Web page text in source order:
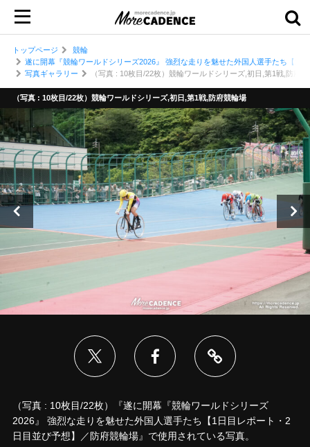
トップページ
競輪
遂に開幕『競輪ワールドシリーズ2026』 強烈な走りを魅せた外国人選手たち【1
写真ギャラリー
（写真 : 10枚目/22枚）競輪ワールドシリーズ,初日,第1戦,防府
（写真 : 10枚目/22枚）競輪ワールドシリーズ,初日,第1戦,防府競輪場
（写真 : 10枚目/22枚）『遂に開幕『競輪ワールドシリーズ
2026』 強烈な走りを魅せた外国人選手たち【1日目レポート・2
日目並び予想】／防府競輪場』で使用されている写真。